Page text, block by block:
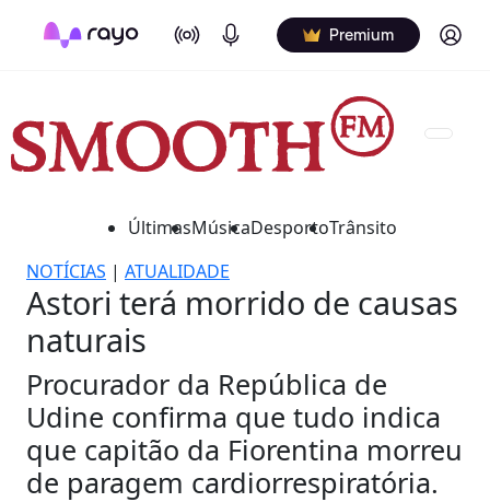
On Air Podcasts Premium Log in
ÚltimasMúsicaDesportoTrânsito
NOTÍCIAS | ATUALIDADE
Astori terá morrido de causas
naturais
Procurador da República de
Udine confirma que tudo indica
que capitão da Fiorentina morreu
de paragem cardiorrespiratória.